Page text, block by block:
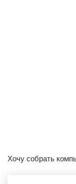
Хочу собрать